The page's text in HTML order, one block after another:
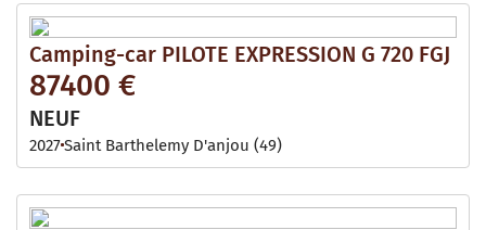
Camping-car PILOTE EXPRESSION G 720 FGJ
87400 €
NEUF
2027Saint Barthelemy D'anjou (49)